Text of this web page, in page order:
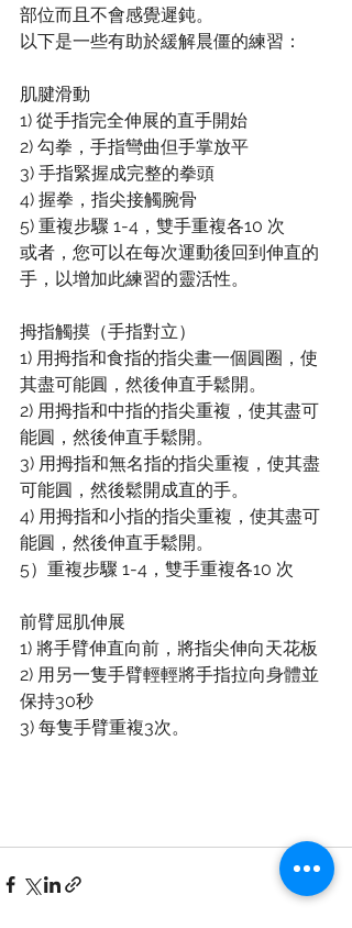
部位而且不會感覺遲鈍。
以下是一些有助於緩解晨僵的練習：
肌腱滑動
1) 從手指完全伸展的直手開始
2) 勾拳，手指彎曲但手掌放平
3) 手指緊握成完整的拳頭
4) 握拳，指尖接觸腕骨
5) 重複步驟 1-4，雙手重複各10 次
或者，您可以在每次運動後回到伸直的
手，以增加此練習的靈活性。
拇指觸摸（手指對立）
1) 用拇指和食指的指尖畫一個圓圈，使
其盡可能圓，然後伸直手鬆開。
2) 用拇指和中指的指尖重複，使其盡可
能圓，然後伸直手鬆開。
3) 用拇指和無名指的指尖重複，使其盡
可能圓，然後鬆開成直的手。
4) 用拇指和小指的指尖重複，使其盡可
能圓，然後伸直手鬆開。
5）重複步驟 1-4，雙手重複各10 次
前臂屈肌伸展
1) 將手臂伸直向前，將指尖伸向天花板
2) 用另一隻手臂輕輕將手指拉向身體並
保持30秒
3) 每隻手臂重複3次。